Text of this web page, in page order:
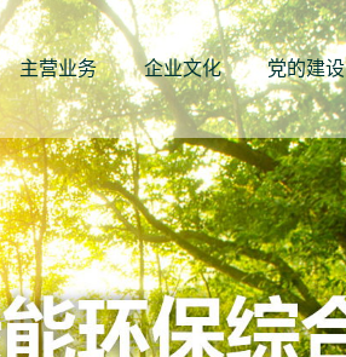
主营业务 企业文化 党的建设